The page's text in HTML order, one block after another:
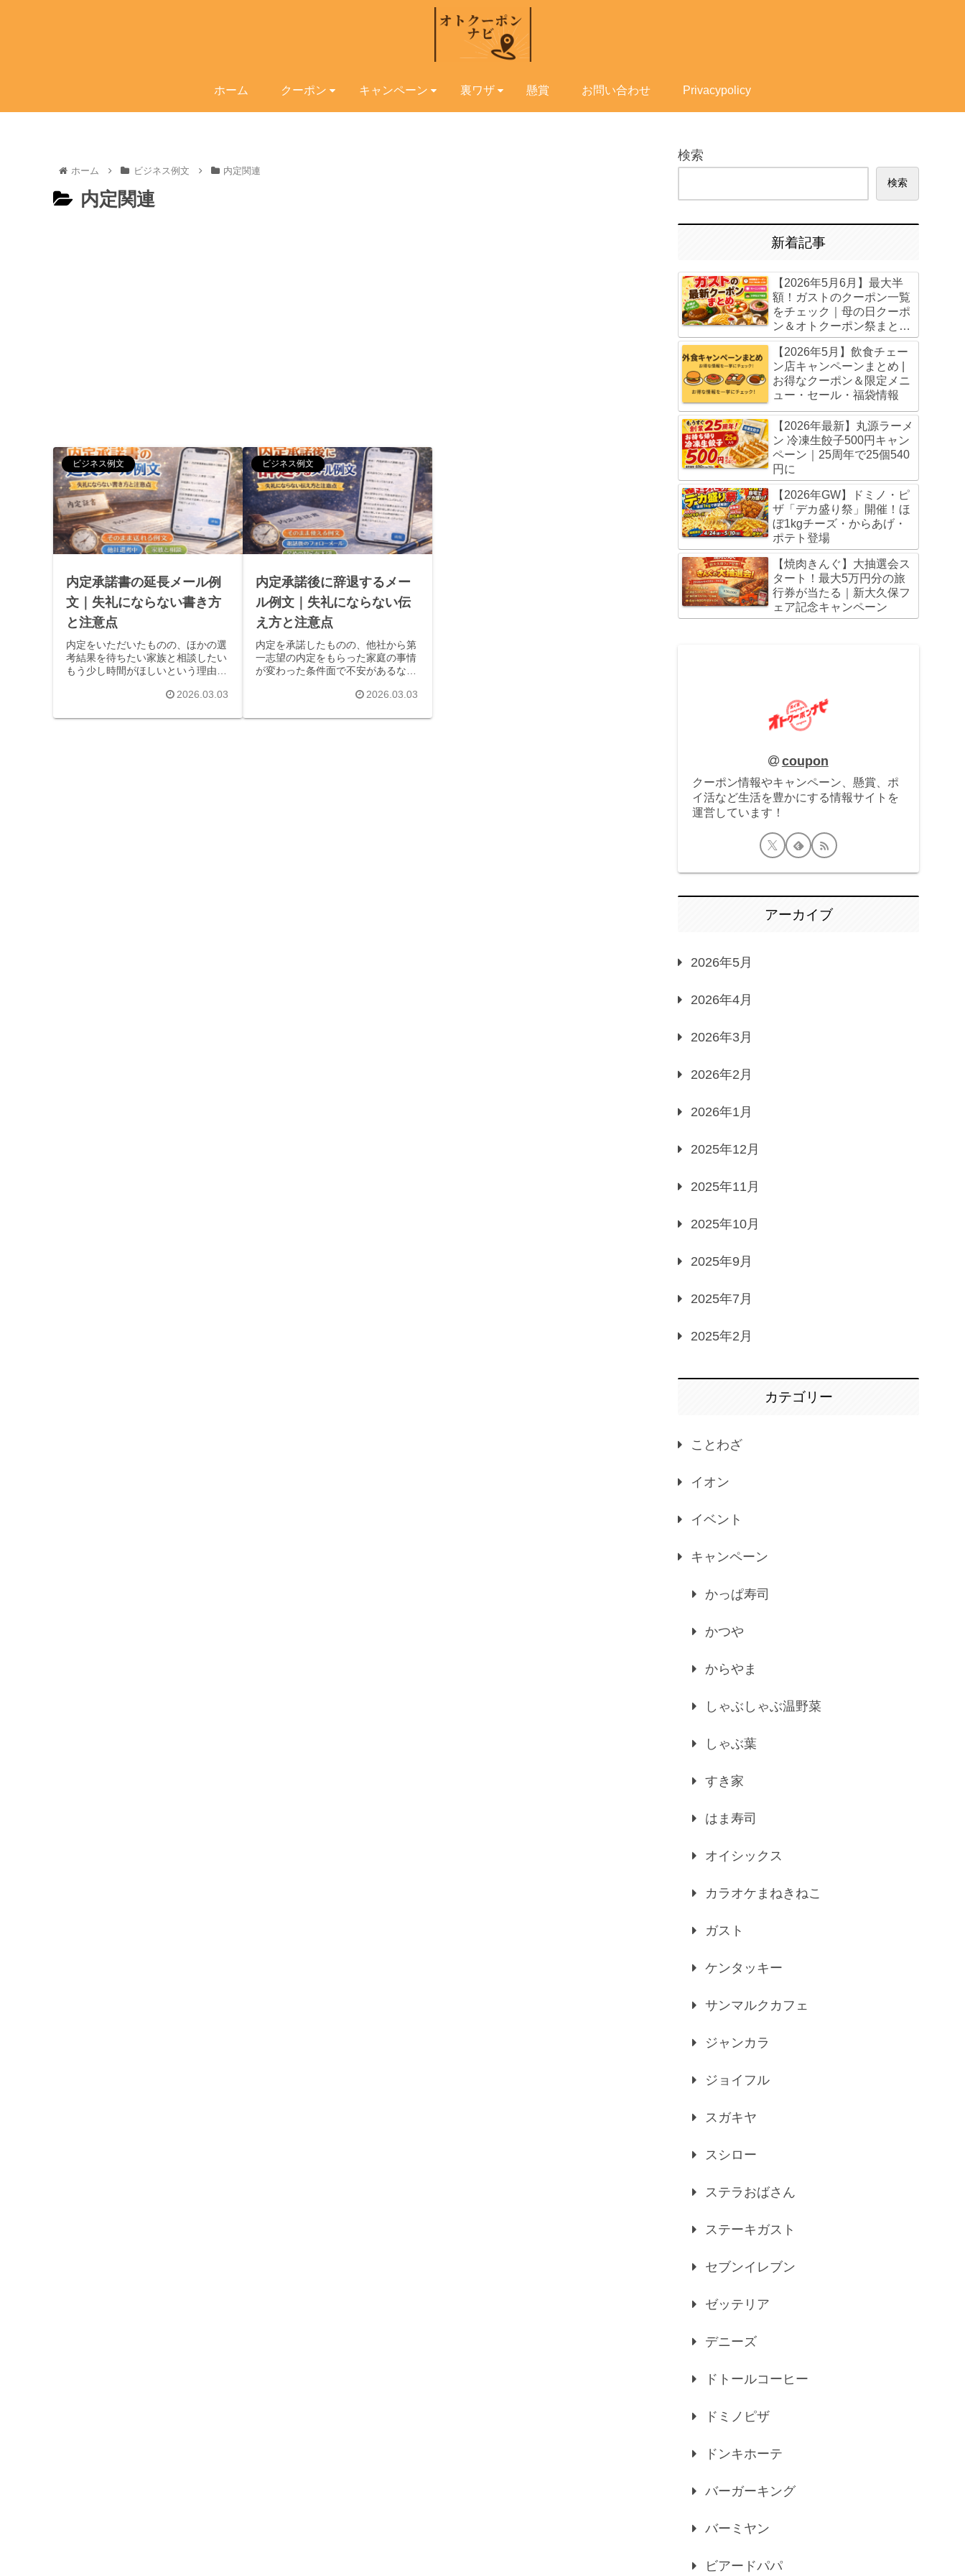
ホーム クーポン キャンペーン 裏ワザ 懸賞 お問い合わせ Privacypolicy
ホーム ビジネス例文 内定関連
内定関連
ビジネス例文
内定承諾書の延長メール例
文｜失礼にならない書き方
と注意点
内定をいただいたものの、ほかの選
考結果を待ちたい家族と相談したい
もう少し時間がほしいという理由
たいと考える方は少なくありませ
ない？延長は印象が悪い？メールは
2026.03.03
ビジネス例文
内定承諾後に辞退するメー
ル例文｜失礼にならない伝
え方と注意点
内定を承諾したものの、他社から第
一志望の内定をもらった家庭の事情
が変わった条件面で不安があるなど
ます。しかし、承諾後に辞退して大
電話とメールどっち？と不安になり
2026.03.03
検索
検索
新着記事
【2026年5月6月】最大半
額！ガストのクーポン一覧
をチェック｜母の日クーポ
ン＆オトクーポン祭まとめ
（5月20日・6月3日まで）
【2026年5月】飲食チェー
ン店キャンペーンまとめ |
お得なクーポン＆限定メニ
ュー・セール・福袋情報
【2026年最新】丸源ラーメ
ン 冷凍生餃子500円キャン
ペーン｜25周年で25個540
円に
【2026年GW】ドミノ・ピ
ザ「デカ盛り祭」開催！ほ
ぼ1kgチーズ・からあげ・
ポテト登場
【焼肉きんぐ】大抽選会ス
タート！最大5万円分の旅
行券が当たる｜新大久保フ
ェア記念キャンペーン
coupon
クーポン情報やキャンペーン、懸賞、ポ
イ活など生活を豊かにする情報サイトを
運営しています！
アーカイブ
2026年5月
2026年4月
2026年3月
2026年2月
2026年1月
2025年12月
2025年11月
2025年10月
2025年9月
2025年7月
2025年2月
カテゴリー
ことわざ
イオン
イベント
キャンペーン
かっぱ寿司
かつや
からやま
しゃぶしゃぶ温野菜
しゃぶ葉
すき家
はま寿司
オイシックス
カラオケまねきねこ
ガスト
ケンタッキー
サンマルクカフェ
ジャンカラ
ジョイフル
スガキヤ
スシロー
ステラおばさん
ステーキガスト
セブンイレブン
ゼッテリア
デニーズ
ドトールコーヒー
ドミノピザ
ドンキホーテ
バーガーキング
バーミヤン
ビアードパパ